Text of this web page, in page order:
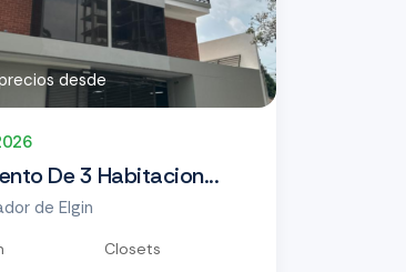
desde
De 3 Habitacion...
de Elgin
Closets